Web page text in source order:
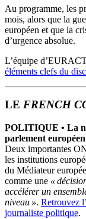
Au programme, les
mois, alors que la
européen et que la
d’urgence absolue.
L’équipe
éléments clefs du
LE FRENCH
POLITIQUE • La
parlement
Deux importantes
les institutions
du Médiateur
comme une «
accélérer un
niveau ». Retrouvez
journaliste politique.